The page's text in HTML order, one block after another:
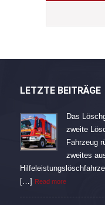
LETZTE BEITRÄGE
Das
zweite
Fahrzeug
zweites
[…] Read more